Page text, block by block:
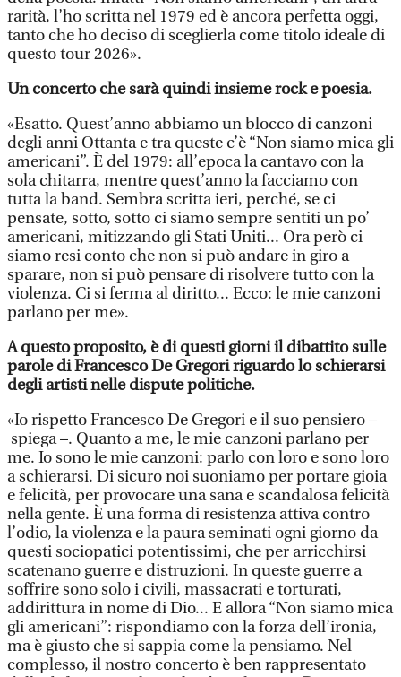
rarità, l’ho scritta nel 1979 ed è ancora perfetta oggi,
tanto che ho deciso di sceglierla come titolo ideale di
questo tour 2026».
Un concerto che sarà quindi insieme rock e poesia.
«Esatto. Quest’anno abbiamo un blocco di canzoni
degli anni Ottanta e tra queste c’è “Non siamo mica gli
americani”. È del 1979: all’epoca la cantavo con la
sola chitarra, mentre quest’anno la facciamo con
tutta la band. Sembra scritta ieri, perché, se ci
pensate, sotto, sotto ci siamo sempre sentiti un po’
americani, mitizzando gli Stati Uniti... Ora però ci
siamo resi conto che non si può andare in giro a
sparare, non si può pensare di risolvere tutto con la
violenza. Ci si ferma al diritto... Ecco: le mie canzoni
parlano per me».
A questo proposito, è di questi giorni il dibattito sulle
parole di Francesco De Gregori riguardo lo schierarsi
degli artisti nelle dispute politiche.
«Io rispetto Francesco De Gregori e il suo pensiero –
spiega –. Quanto a me, le mie canzoni parlano per
me. Io sono le mie canzoni: parlo con loro e sono loro
a schierarsi. Di sicuro noi suoniamo per portare gioia
e felicità, per provocare una sana e scandalosa felicità
nella gente. È una forma di resistenza attiva contro
l’odio, la violenza e la paura seminati ogni giorno da
questi sociopatici potentissimi, che per arricchirsi
scatenano guerre e distruzioni. In queste guerre a
soffrire sono solo i civili, massacrati e torturati,
addirittura in nome di Dio... E allora “Non siamo mica
gli americani”: rispondiamo con la forza dell’ironia,
ma è giusto che si sappia come la pensiamo. Nel
complesso, il nostro concerto è ben rappresentato